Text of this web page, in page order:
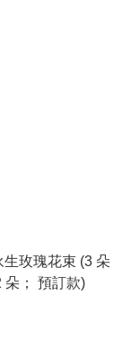
瑰花束 (3 朵
朵； 預訂款)